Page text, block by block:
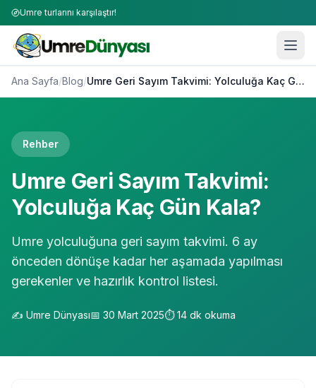
Umre turlarını karşılaştır!
Ana Sayfa/Blog/ Umre Geri Sayım Takvimi: Yolculuğa Kaç Gün Kala?
Rehber
Umre Geri Sayım Takvimi:
Yolculuğa Kaç Gün Kala?
Umre yolculuğuna geri sayım takvimi. 6 ay
önceden dönüşe kadar her aşamada yapılması
gerekenler ve hazırlık kontrol listesi.
✍️ Umre Dünyası📅 30 Mart 2025⏱️14 dk okuma